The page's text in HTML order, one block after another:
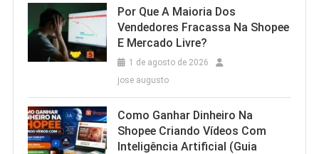
Por Que A Maioria Dos
Vendedores Fracassa Na Shopee
E Mercado Livre?
1 de agosto de 2026
jose augusto
Como Ganhar Dinheiro Na
Shopee Criando Vídeos Com
Inteligência Artificial (Guia